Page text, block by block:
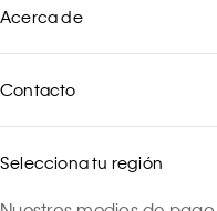
Acerca de
Contacto
Selecciona tu región